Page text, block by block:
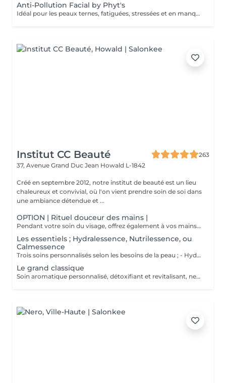
Anti-Pollution Facial by Phyt's
Idéal pour les peaux ternes, fatiguées, stressées et en manque d'éclat , ce soin va revitaliser votre peau, booster son eclat et il est également un très bon préventif anti âge. Ce soin commence par un rafraîchissement stimulant des pieds pour favoriser la circulation sanguine et la relaxation.
Institut CC Beauté
263
37, Avenue Grand Duc Jean Howald L-1842
Créé en septembre 2012, notre institut de beauté est un lieu
chaleureux et convivial, où l'on vient prendre soin de soi dans
une ambiance détendue et ...
OPTION | Rituel douceur des mains |
Pendant votre soin du visage, offrez également à vos mains un moment de douceur grâce à un gommage délicat, un masque nourrissant sous gants et un petit massage relaxant.
Les essentiels ; Hydralessence, Nutrilessence, ou
Calmessence
Trois soins personnalisés selon les besoins de la peau ; - Hydralessence : soin pour peaux déshydratées - Nutrilessence : soin pour peaux dénutries, sèches à très sèches - Calmessence : soin pour peaux sensibles, avec rougeurs
Le grand classique
Soin aromatique personnalisé, détoxifiant et revitalisant, nettoyage profond en 5 phases.